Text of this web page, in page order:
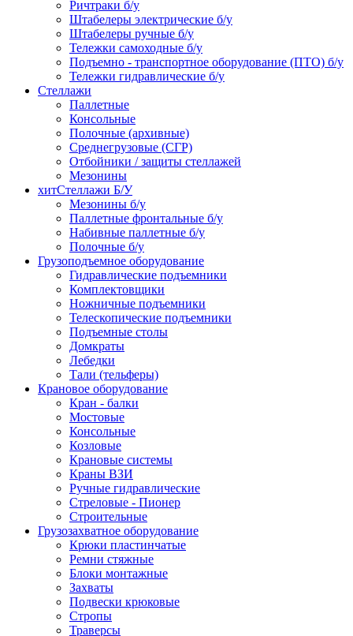
Ричтраки б/у
Штабелеры электрические б/у
Штабелеры ручные б/у
Тележки самоходные б/у
Подъемно - транспортное оборудование (ПТО) б/у
Тележки гидравлические б/у
Стеллажи
Паллетные
Консольные
Полочные (архивные)
Среднегрузовые (СГР)
Отбойники / защиты стеллажей
Мезонины
хитСтеллажи Б/У
Мезонины б/у
Паллетные фронтальные б/у
Набивные паллетные б/у
Полочные б/у
Грузоподъемное оборудование
Гидравлические подъемники
Комплектовщики
Ножничные подъемники
Телескопические подъемники
Подъемные столы
Домкраты
Лебедки
Тали (тельферы)
Крановое оборудование
Кран - балки
Мостовые
Консольные
Козловые
Крановые системы
Краны ВЗИ
Ручные гидравлические
Стреловые - Пионер
Строительные
Грузозахватное оборудование
Крюки пластинчатые
Ремни стяжные
Блоки монтажные
Захваты
Подвески крюковые
Стропы
Траверсы